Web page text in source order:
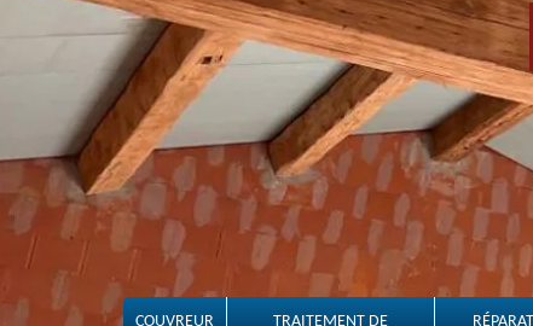
COUVREUR
TRAITEMENT DE